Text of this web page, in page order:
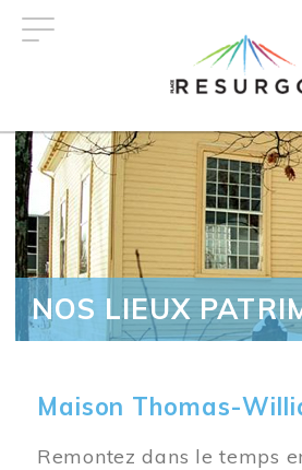
NOS LIEUX
Maison Thomas-
Remontez dans le temps